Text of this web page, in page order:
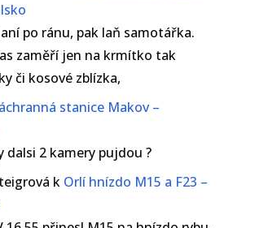
po ránu, pak laň samotářka.
zaměří jen na krmítko tak
či kosové zblízka,
stanice Makov –
dalsi 2 kamery pujdou ?
k Orlí hnízdo M15 a F23 –